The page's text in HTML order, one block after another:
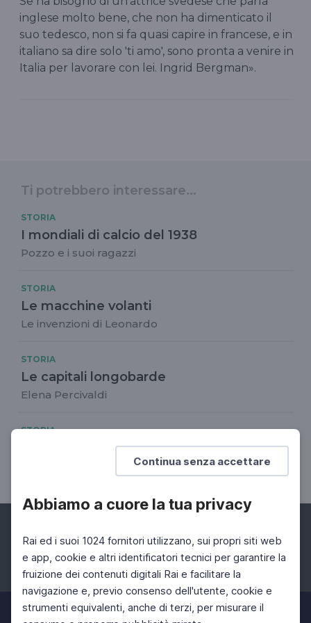
Continua senza accettare
Abbiamo a cuore la tua privacy
Rai ed i suoi 1024 fornitori utilizzano, sui propri siti web
e app, cookie e altri identificatori tecnici per garantire la
fruizione dei contenuti digitali Rai e facilitare la
navigazione e, previo consenso dell'utente, cookie e
strumenti equivalenti, anche di terzi, per misurare il
inglese molto bene, che non ha dimenticato il
suo tedesco, non si fa quasi capire in francese, e in
italiano sa dire solo 'ti amo', sono pronta a venire in
Italia per lavorare con lei. Ingrid Bergman».
Ti potrebbero interessare...
STORIA
I mondiali di calcio del 1938
Pozzo e i suoi ragazzi
STORIA
Le macchine volanti
Le invenzioni di Leonardo
STORIA
Le capitali longobarde
Elena Percivaldi
STORIA
La lunga liberazione
Facebook Instagram Twitter